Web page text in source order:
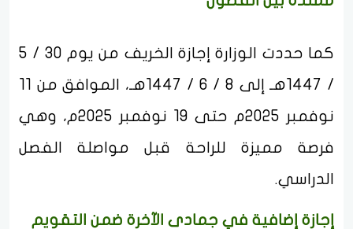
كما حددت الوزارة إجازة الخريف من يوم 30 / 5
/ 1447هـ إلى 8 / 6 / 1447هـ، الموافق من 11
نوفمبر 2025م حتى 19 نوفمبر 2025م، وهي
فرصة مميزة للراحة قبل مواصلة الفصل
الدراسي.
إجازة إضافية في جمادى الآخرة ضمن التقويم